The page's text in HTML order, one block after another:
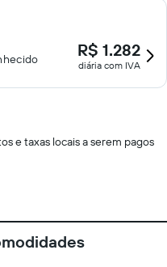
R$ 1.282
diária com IVA
e taxas locais a serem pagos